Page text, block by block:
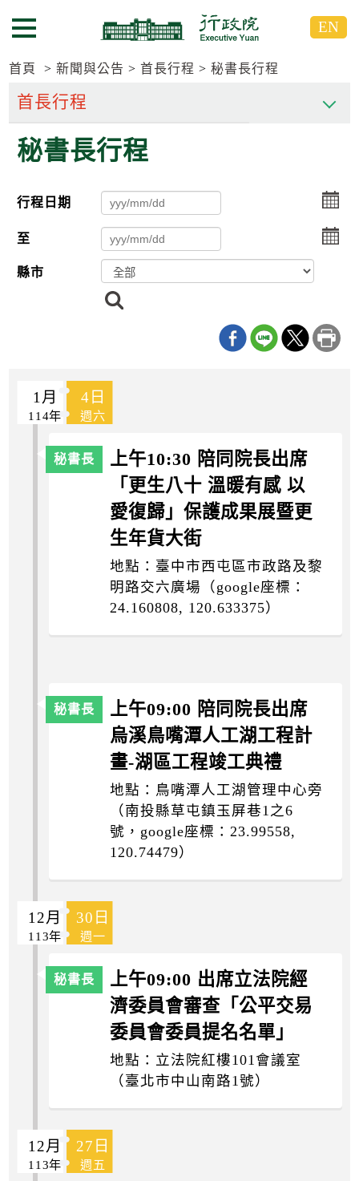
到
要
區
到
要
區
選單按鈕 EN
首頁 新聞與公告 首長行程 秘書長行程
秘書長行程
行程日期
選
擇
至
選
擇
縣市
尋
1月 4日
114年 週六
上午10:30 陪同院長出席
「更生八十 溫暖有感 以
愛復歸」保護成果展暨更
生年貨大街
地點：臺中市西屯區市政路及黎
明路交六廣場（google座標：
24.160808, 120.633375）
上午09:00 陪同院長出席
烏溪鳥嘴潭人工湖工程計
畫-湖區工程竣工典禮
地點：鳥嘴潭人工湖管理中心旁
（南投縣草屯鎮玉屏巷1之6
號，google座標：23.99558,
120.74479）
12月 30日
113年 週一
上午09:00 出席立法院經
濟委員會審查「公平交易
委員會委員提名名單」
地點：立法院紅樓101會議室
（臺北市中山南路1號）
12月 27日
113年 週五